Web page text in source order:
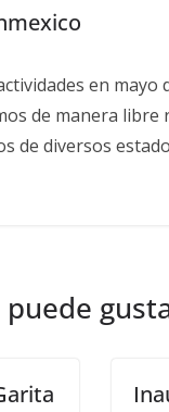
en mayo
de manera libre
de diversos